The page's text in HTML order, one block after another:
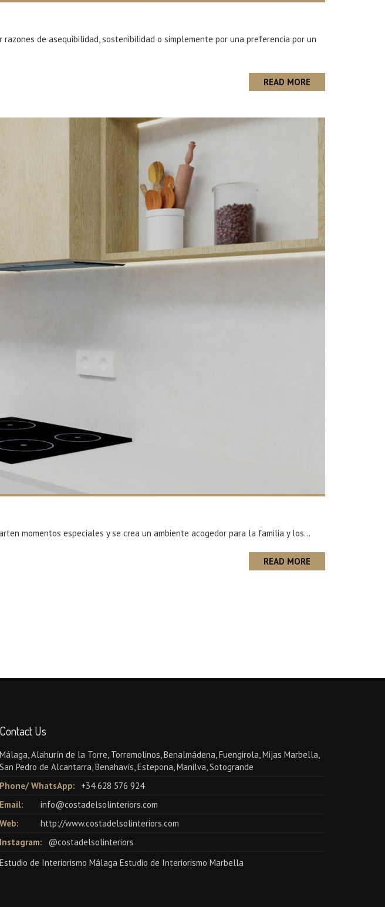
de asequibilidad, sostenibilidad o simplemente por una preferencia por un
READ MORE
momentos especiales y se crea un ambiente acogedor para la familia y los...
READ MORE
Contact Us
Málaga, Alahurín de la Torre, Torremolinos, Benalmádena, Fuengirola, Mijas Marbella,
San Pedro de Alcantarra, Benahavís, Estepona, Manilva, Sotogrande
Phone/ WhatsApp:
+34 628 576 924
Email:
info@costadelsolinteriors.com
Web:
http://www.costadelsolinteriors.com
Instagram:
@costadelsolinteriors
Estudio de Interiorismo Málaga Estudio de Interiorismo Marbella